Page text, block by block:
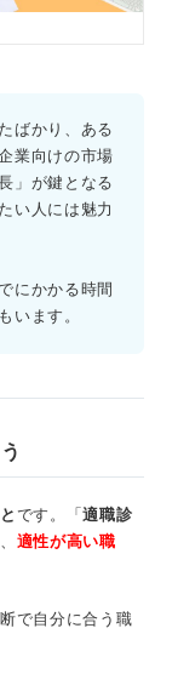
ばかり、ある
業向けの市場
」が鍵となる
い人には魅力
にかかる時間
います。
です。「適職診
適性が高い職
で自分に合う職